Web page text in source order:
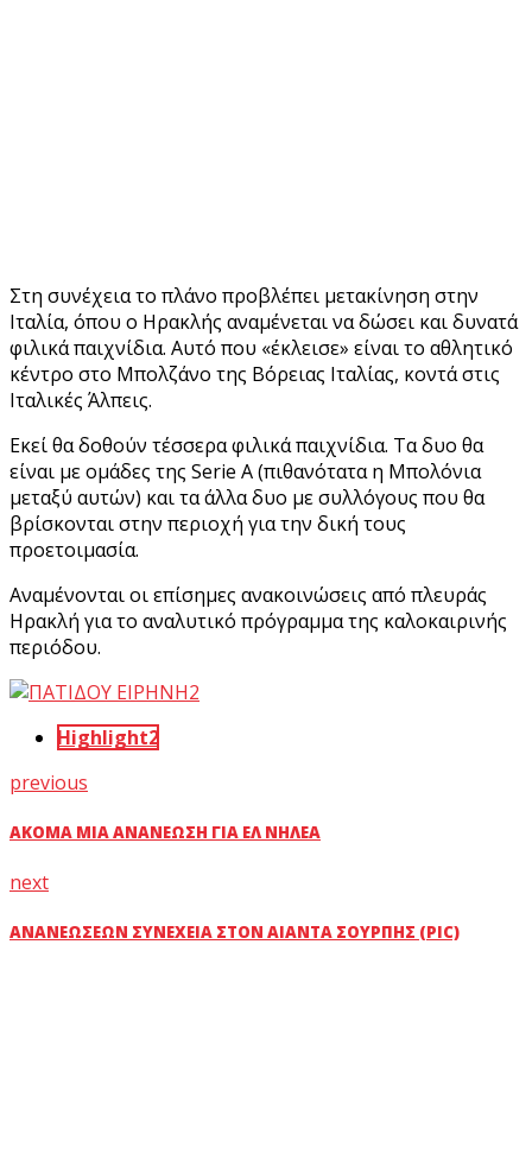
Στη συνέχεια το πλάνο προβλέπει μετακίνηση στην
Ιταλία, όπου ο Ηρακλής αναμένεται να δώσει και δυνατά
φιλικά παιχνίδια. Αυτό που «έκλεισε» είναι το αθλητικό
κέντρο στο Μπολζάνο της Βόρειας Ιταλίας, κοντά στις
Ιταλικές Άλπεις.
Εκεί θα δοθούν τέσσερα φιλικά παιχνίδια. Τα δυο θα
είναι με ομάδες της Serie A (πιθανότατα η Μπολόνια
μεταξύ αυτών) και τα άλλα δυο με συλλόγους που θα
βρίσκονται στην περιοχή για την δική τους
προετοιμασία.
Αναμένονται οι επίσημες ανακοινώσεις από πλευράς
Ηρακλή για το αναλυτικό πρόγραμμα της καλοκαιρινής
περιόδου.
Highlight2
previous
ΑΚΌΜΑ ΜΊΑ ΑΝΑΝΈΩΣΗ ΓΙΑ ΕΛ ΝΗΛΈΑ
next
ΑΝΑΝΕΏΣΕΩΝ ΣΥΝΈΧΕΙΑ ΣΤΟΝ ΑΊΑΝΤΑ ΣΟΎΡΠΗΣ (PIC)